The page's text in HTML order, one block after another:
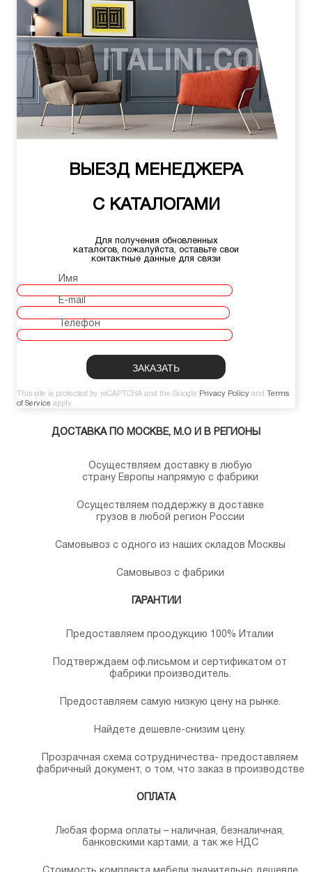
ВЫЕЗД МЕНЕДЖЕРА
С КАТАЛОГАМИ
Для получения обновленных
каталогов, пожалуйста, оставьте свои
контактные данные для связи
Имя
E-mail
Телефон
This site is protected by reCAPTCHA and the Google Privacy Policy and
Terms
of Service apply.
ДОСТАВКА ПО МОСКВЕ, М.О И В РЕГИОНЫ
Осуществляем доставку в любую
страну Европы напрямую с фабрики
Осуществляем поддержку в доставке
грузов в любой регион России
Самовывоз с одного из наших складов Москвы
Самовывоз с фабрики
ГАРАНТИИ
Предоставляем проодукцию 100% Италии
Подтверждаем оф.письмом и сертификатом от
фабрики производитель.
Предоставляем самую низкую цену на рынке.
Найдете дешевле-снизим цену.
Прозрачная схема сотрудничества- предоставляем
фабричный документ, о том, что заказ в производстве
ОПЛАТА
Любая форма оплаты – наличная, безналичная,
банковскими картами, а так же НДС